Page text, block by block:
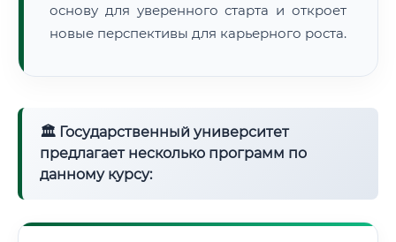
основу для уверенного старта и откроет
новые перспективы для карьерного роста.
🏛 Государственный университет
предлагает несколько программ по
данному курсу: